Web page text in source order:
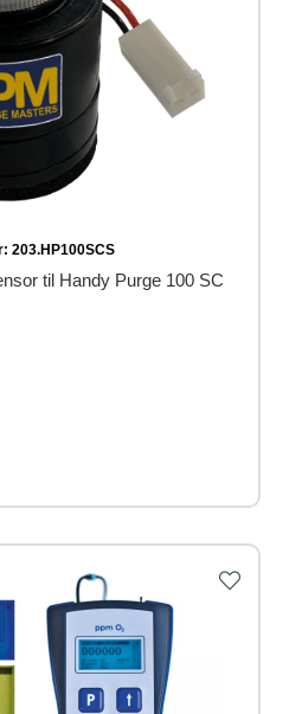
203.HP100SCS
til Handy Purge 100 SC